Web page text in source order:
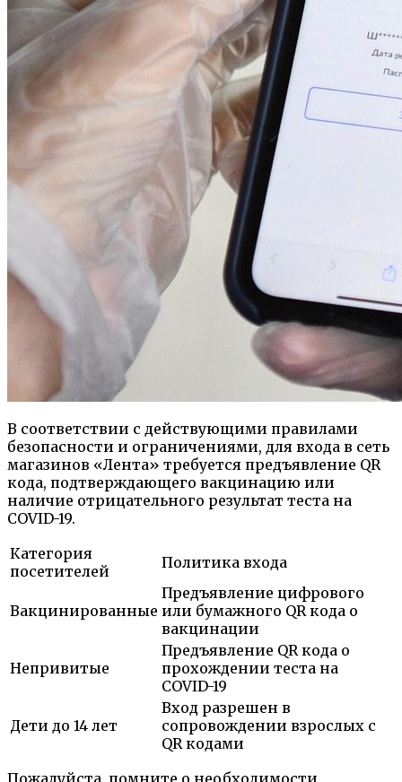
В соответствии с действующими правилами
безопасности и ограничениями, для входа в сеть
магазинов «Лента» требуется предъявление QR
кода, подтверждающего вакцинацию или
наличие отрицательного результат теста на
COVID-19.
Категория
посетителей
Политика входа
Вакцинированные
Предъявление цифрового
или бумажного QR кода о
вакцинации
Непривитые
Предъявление QR кода о
прохождении теста на
COVID-19
Дети до 14 лет
Вход разрешен в
сопровождении взрослых с
QR кодами